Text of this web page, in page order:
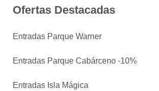
Ofertas Destacadas
Entradas Parque Warner
Entradas Parque Cabárceno -10%
Entradas Isla Mágica